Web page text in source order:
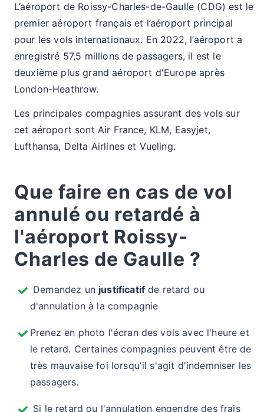
L’aéroport de Roissy-Charles-de-Gaulle (CDG) est le
premier aéroport français et l’aéroport principal
pour les vols internationaux. En 2022, l’aéroport a
enregistré 57,5 millions de passagers, il est le
deuxième plus grand aéroport d'Europe après
London-Heathrow.
Les principales compagnies assurant des vols sur
cet aéroport sont Air France, KLM, Easyjet,
Lufthansa, Delta Airlines et Vueling.
Que faire en cas de vol
annulé ou retardé à
l'aéroport Roissy-
Charles de Gaulle ?
Demandez un justificatif de retard ou
d'annulation à la compagnie
Prenez en photo l'écran des vols avec l'heure et
le retard. Certaines compagnies peuvent être de
très mauvaise foi lorsqu'il s'agit d'indemniser les
passagers.
Si le retard ou l'annulation engendre des frais